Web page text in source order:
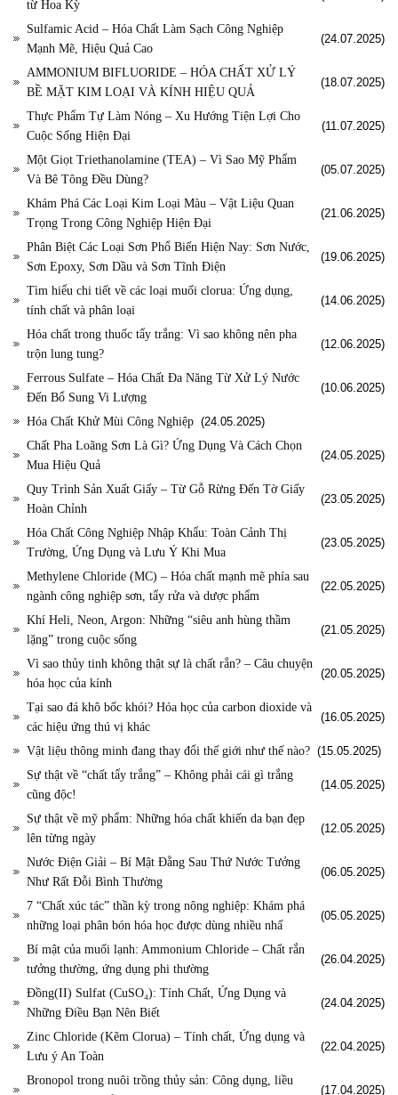
từ Hoa Kỳ
Sulfamic Acid – Hóa Chất Làm Sạch Công Nghiệp
Mạnh Mẽ, Hiệu Quả Cao
(24.07.2025)
AMMONIUM BIFLUORIDE – HÓA CHẤT XỬ LÝ
BỀ MẶT KIM LOẠI VÀ KÍNH HIỆU QUẢ
(18.07.2025)
Thực Phẩm Tự Làm Nóng – Xu Hướng Tiện Lợi Cho
Cuộc Sống Hiện Đại
(11.07.2025)
Một Giọt Triethanolamine (TEA) – Vì Sao Mỹ Phẩm
Và Bê Tông Đều Dùng?
(05.07.2025)
Khám Phá Các Loại Kim Loại Màu – Vật Liệu Quan
Trọng Trong Công Nghiệp Hiện Đại
(21.06.2025)
Phân Biệt Các Loại Sơn Phổ Biến Hiện Nay: Sơn Nước,
Sơn Epoxy, Sơn Dầu và Sơn Tĩnh Điện
(19.06.2025)
Tìm hiểu chi tiết về các loại muối clorua: Ứng dụng,
tính chất và phân loại
(14.06.2025)
Hóa chất trong thuốc tẩy trắng: Vì sao không nên pha
trộn lung tung?
(12.06.2025)
Ferrous Sulfate – Hóa Chất Đa Năng Từ Xử Lý Nước
Đến Bổ Sung Vi Lượng
(10.06.2025)
Hóa Chất Khử Mùi Công Nghiệp (24.05.2025)
Chất Pha Loãng Sơn Là Gì? Ứng Dụng Và Cách Chọn
Mua Hiệu Quả
(24.05.2025)
Quy Trình Sản Xuất Giấy – Từ Gỗ Rừng Đến Tờ Giấy
Hoàn Chỉnh
(23.05.2025)
Hóa Chất Công Nghiệp Nhập Khẩu: Toàn Cảnh Thị
Trường, Ứng Dụng và Lưu Ý Khi Mua
(23.05.2025)
Methylene Chloride (MC) – Hóa chất mạnh mẽ phía sau
ngành công nghiệp sơn, tẩy rửa và dược phẩm
(22.05.2025)
Khí Heli, Neon, Argon: Những “siêu anh hùng thầm
lặng” trong cuộc sống
(21.05.2025)
Vì sao thủy tinh không thật sự là chất rắn? – Câu chuyện
hóa học của kính
(20.05.2025)
Tại sao đá khô bốc khói? Hóa học của carbon dioxide và
các hiệu ứng thú vị khác
(16.05.2025)
Vật liệu thông minh đang thay đổi thế giới như thế nào? (15.05.2025)
Sự thật về “chất tẩy trắng” – Không phải cái gì trắng
cũng độc!
(14.05.2025)
Sự thật về mỹ phẩm: Những hóa chất khiến da bạn đẹp
lên từng ngày
(12.05.2025)
Nước Điện Giải – Bí Mật Đằng Sau Thứ Nước Tưởng
Như Rất Đỗi Bình Thường
(06.05.2025)
7 “Chất xúc tác” thần kỳ trong nông nghiệp: Khám phá
những loại phân bón hóa học được dùng nhiều nhấ
(05.05.2025)
Bí mật của muối lạnh: Ammonium Chloride – Chất rắn
tưởng thường, ứng dụng phi thường
(26.04.2025)
Đồng(II) Sulfat (CuSO₄): Tính Chất, Ứng Dụng và
Những Điều Bạn Nên Biết
(24.04.2025)
Zinc Chloride (Kẽm Clorua) – Tính chất, Ứng dụng và
Lưu ý An Toàn
(22.04.2025)
Bronopol trong nuôi trồng thủy sản: Công dụng, liều
(17.04.2025)